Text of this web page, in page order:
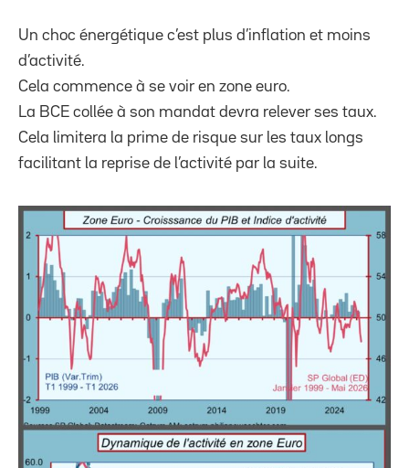
Un choc énergétique c’est plus d’inflation et moins
d’activité.
Cela commence à se voir en zone euro.
La BCE collée à son mandat devra relever ses taux.
Cela limitera la prime de risque sur les taux longs
facilitant la reprise de l’activité par la suite.